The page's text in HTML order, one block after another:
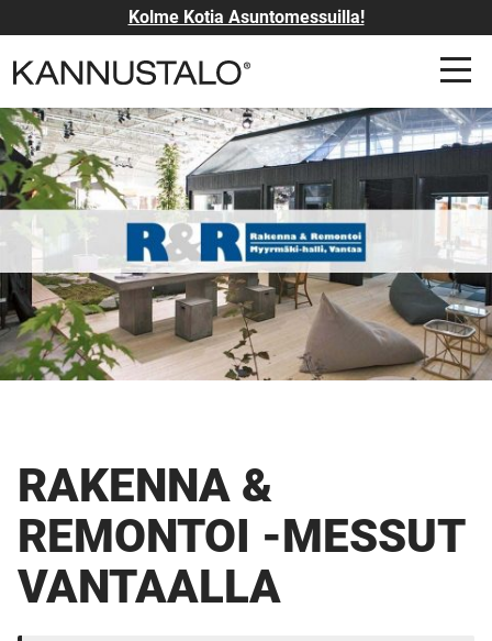
Kolme Kotia Asuntomessuilla!
RAKENNA &
REMONTOI -MESSUT
VANTAALLA